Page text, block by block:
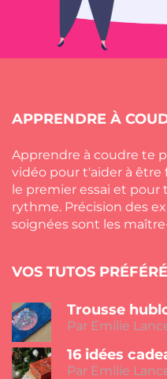
APPRENDRE À
Apprendre à coudre te
vidéo pour t'aider à être
le premier essai et pour
rythme. Précision des
soignées sont les
VOS TUTOS
Trousse
Par Emilie
16 idées
Par Emilie